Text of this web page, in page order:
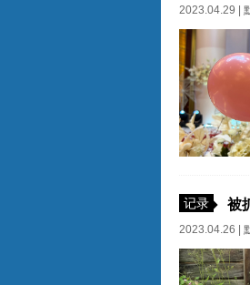
2023.04.29 |
记录 被
2023.04.26 |